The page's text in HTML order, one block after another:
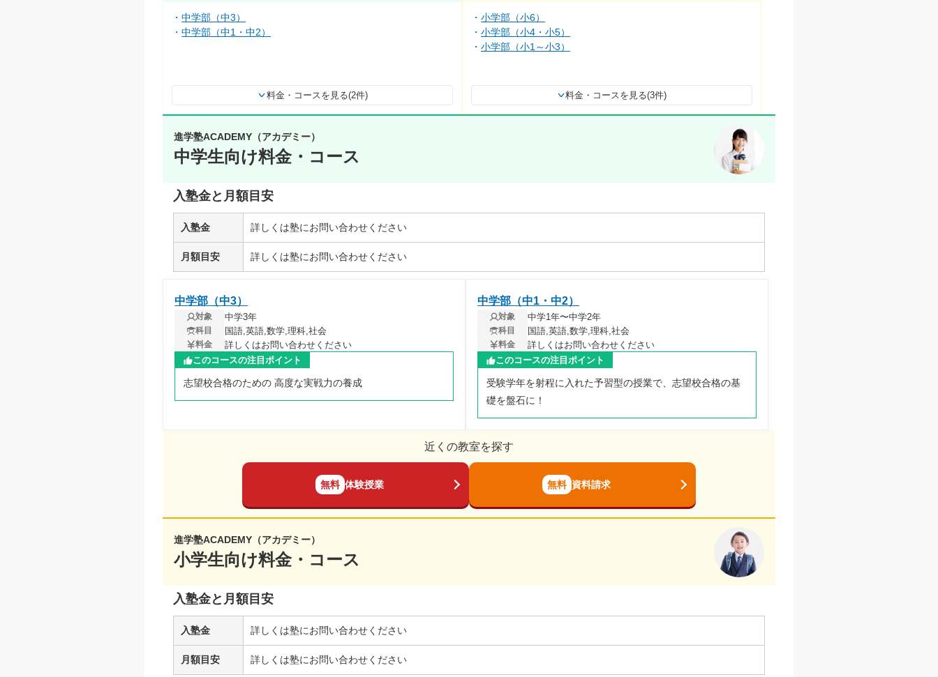
中学部（中3）
中学部（中1・中2）
料金・コースを見る(2件)
小学部（小6）
小学部（小4・小5）
小学部（小1～小3）
料金・コースを見る(3件)
進学塾ACADEMY（アカデミー）
中学生向け料金・コース
入塾金と月額目安
入塾金 詳しくは塾にお問い合わせください
月額目安 詳しくは塾にお問い合わせください
中学部（中3）
対象 中学3年
科目 国語,英語,数学,理科,社会
料金
詳しくはお問い合わせください
このコースの注目ポイント
志望校合格のための 高度な実戦力の養成
中学部（中1・中2）
対象 中学1年〜中学2年
科目 国語,英語,数学,理科,社会
料金
詳しくはお問い合わせください
このコースの注目ポイント
受験学年を射程に入れた予習型の授業で、志望校合格の基
礎を盤石に！
近くの教室を探す
無料 体験授業 無料 資料請求
進学塾ACADEMY（アカデミー）
小学生向け料金・コース
入塾金と月額目安
入塾金 詳しくは塾にお問い合わせください
月額目安 詳しくは塾にお問い合わせください